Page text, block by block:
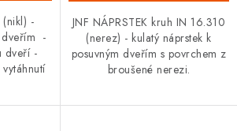
-
dveřím -
dveří -
JNF NÁPRSTEK kruh IN 16.310
(nerez) - kulatý náprstek k
posuvným dveřím s povrchem z
broušené nerezi.